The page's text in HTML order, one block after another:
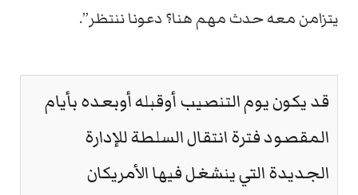
يتزامن معه حدث مهم هنا؟ دعونا ننتظر”.
قد يكون يوم التنصيب أوقبله أوبعده بأيام
المقصود فترة انتقال السلطة للإدارة
الجديدة التي ينشغل فيها الأمريكان